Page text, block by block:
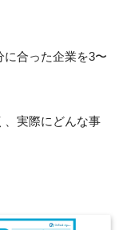
合った企業を3〜
、実際にどんな事